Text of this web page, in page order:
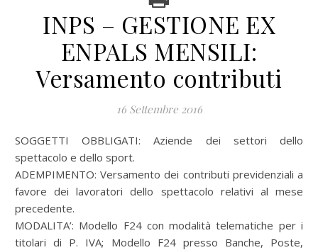
INPS – GESTIONE EX
ENPALS MENSILI:
Versamento contributi
16 Settembre 2016
SOGGETTI OBBLIGATI: Aziende dei settori dello
spettacolo e dello sport.
ADEMPIMENTO: Versamento dei contributi previdenziali a
favore dei lavoratori dello spettacolo relativi al mese
precedente.
MODALITA’: Modello F24 con modalità telematiche per i
titolari di P. IVA; Modello F24 presso Banche, Poste,